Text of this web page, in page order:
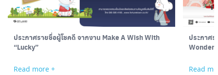
ประกาศรายชื่อผู้โชคดีจากงาน Make A Wish With
“Lucky”
Read more +
ประกาศ
Read